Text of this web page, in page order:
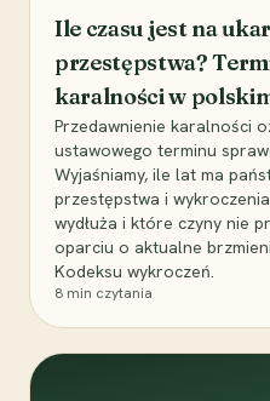
Ile czasu jest na
przestępstwa?
karalności w
Przedawnienie karalności
ustawowego terminu
Wyjaśniamy, ile lat ma
przestępstwa i
wydłuża i które czyny nie
oparciu o aktualne
Kodeksu wykroczeń.
8 min czytania